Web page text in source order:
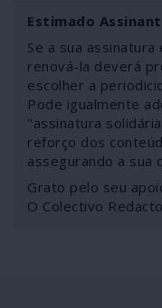
Estimado
Se a sua
renová-la deverá
escolher a
Pode igualmente
"assinatura
reforço dos
assegurando a sua
Grato pelo seu
O Colectivo